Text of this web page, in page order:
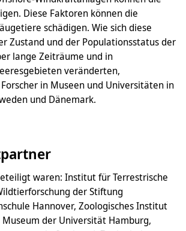
Diese Faktoren können die
schädigen. Wie sich diese
Zustand und der Populationsstatus der
lange Zeiträume und in
veränderten,
in Museen und Universitäten in
und Dänemark.
waren: Institut für Terrestrische
der Stiftung
Hannover, Zoologisches Institut
Museum der Universität Hamburg,